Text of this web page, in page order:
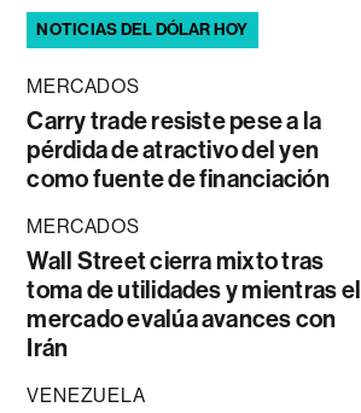
NOTICIAS DEL DÓLAR HOY
MERCADOS
Carry trade resiste pese a la
pérdida de atractivo del yen
como fuente de financiación
MERCADOS
Wall Street cierra mixto tras
toma de utilidades y mientras el
mercado evalúa avances con
Irán
VENEZUELA